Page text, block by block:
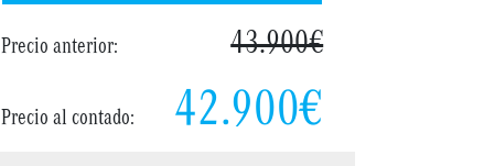
Precio anterior: 43.900€
Precio al contado: 42.900€